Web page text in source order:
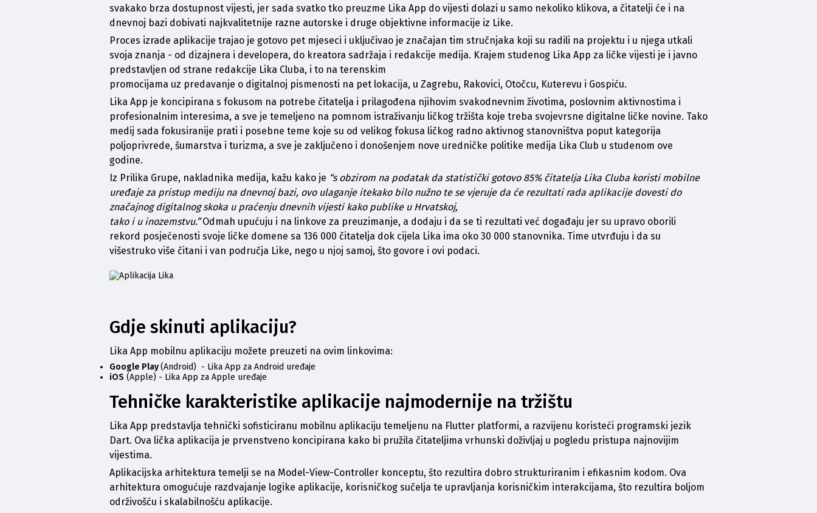
svakako brza dostupnost vijesti, jer sada svatko tko preuzme Lika App do vijesti dolazi u samo nekoliko klikova, a čitatelji će i na
dnevnoj bazi dobivati najkvalitetnije razne autorske i druge objektivne informacije iz Like.
Proces izrade aplikacije trajao je gotovo pet mjeseci i uključivao je značajan tim stručnjaka koji su radili na projektu i u njega utkali
svoja znanja - od dizajnera i developera, do kreatora sadržaja i redakcije medija. Krajem studenog Lika App za ličke vijesti je i javno
predstavljen od strane redakcije Lika Cluba, i to na terenskim
promocijama uz predavanje o digitalnoj pismenosti na pet lokacija, u Zagrebu, Rakovici, Otočcu, Kuterevu i Gospiću.
Lika App je koncipirana s fokusom na potrebe čitatelja i prilagođena njihovim svakodnevnim životima, poslovnim aktivnostima i
profesionalnim interesima, a sve je temeljeno na pomnom istraživanju ličkog tržišta koje treba svojevrsne digitalne ličke novine. Tako
medij sada fokusiranije prati i posebne teme koje su od velikog fokusa ličkog radno aktivnog stanovništva poput kategorija
poljoprivrede, šumarstva i turizma, a sve je zaključeno i donošenjem nove uredničke politike medija Lika Club u studenom ove
godine.
Iz Prilika Grupe, nakladnika medija, kažu kako je “s obzirom na podatak da statistički gotovo 85% čitatelja Lika Cluba koristi mobilne
uređaje za pristup mediju na dnevnoj bazi, ovo ulaganje itekako bilo nužno te se vjeruje da će rezultati rada aplikacije dovesti do
značajnog digitalnog skoka u praćenju dnevnih vijesti kako publike u Hrvatskoj,
tako i u inozemstvu.” Odmah upućuju i na linkove za preuzimanje, a dodaju i da se ti rezultati već događaju jer su upravo oborili
rekord posjećenosti svoje ličke domene sa 136 000 čitatelja dok cijela Lika ima oko 30 000 stanovnika. Time utvrđuju i da su
višestruko više čitani i van područja Like, nego u njoj samoj, što govore i ovi podaci.
Gdje skinuti aplikaciju?
Lika App mobilnu aplikaciju možete preuzeti na ovim linkovima:
Google Play(Android) - Lika App za Android uređaje
iOS (Apple) - Lika App za Apple uređaje
Tehničke karakteristike aplikacije najmodernije na tržištu
Lika App predstavlja tehnički sofisticiranu mobilnu aplikaciju temeljenu na Flutter platformi, a razvijenu koristeći programski jezik
Dart. Ova lička aplikacija je prvenstveno koncipirana kako bi pružila čitateljima vrhunski doživljaj u pogledu pristupa najnovijim
vijestima.
Aplikacijska arhitektura temelji se na Model-View-Controller konceptu, što rezultira dobro strukturiranim i efikasnim kodom. Ova
arhitektura omogućuje razdvajanje logike aplikacije, korisničkog sučelja te upravljanja korisničkim interakcijama, što rezultira boljom
održivošću i skalabilnošću aplikacije.